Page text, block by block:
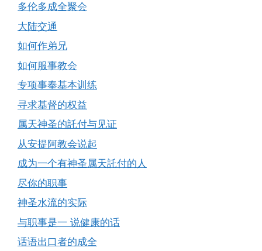
多伦多成全聚会
大陆交通
如何作弟兄
如何服事教会
专项事奉基本训练
寻求基督的权益
属天神圣的託付与见证
从安提阿教会说起
成为一个有神圣属天託付的人
尽你的职事
神圣水流的实际
与职事是一 说健康的话
话语出口者的成全